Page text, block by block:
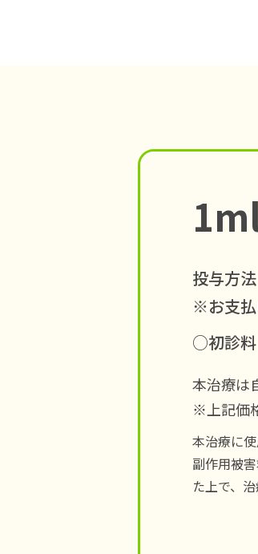
投与方
※お支払
○初診
本治療は
※上記価
本治療に
副作用被
た上で、